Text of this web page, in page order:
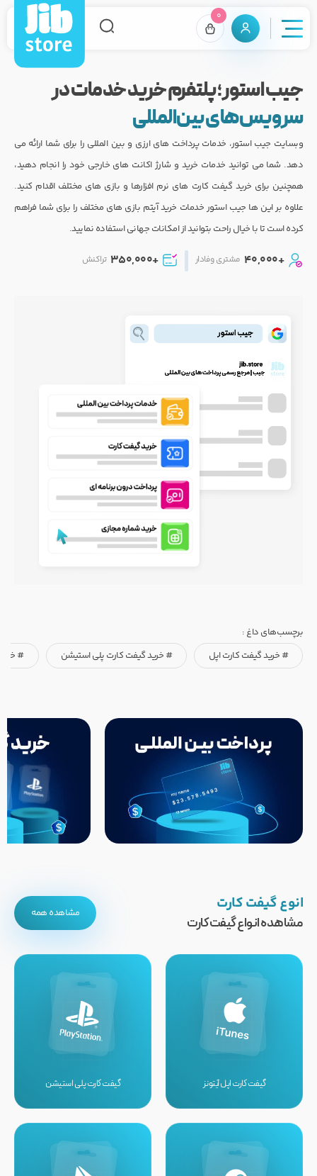
0
جیب استور؛ پلتفرم خرید خدمات در
سرویس‌های بین‌المللی
وبسایت جیب استور، خدمات پرداخت های ارزی و بین المللی را برای شما ارائه می
دهد. شما می توانید خدمات خرید و شارژ اکانت های خارجی خود را انجام دهید،
همچنین برای خرید گیفت کارت های نرم افزارها و بازی های مختلف اقدام کنید.
علاوه بر این ها جیب استور خدمات خرید آیتم بازی های مختلف را برای شما فراهم
کرده است تا با خیال راحت بتوانید از امکانات جهانی استفاده نمایید.
+40,000 مشتری وفادار +350,000 تراکنش
برچسب‌های داغ :
# خرید گیفت کارت اپل
# خرید گیفت کارت پلی استیشن #
انوع گیفت کارت
مشاهده انواع گیفت کارت
مشاهده همه
گیفت کارت اپل آیتونز گیفت کارت پلی استیشن